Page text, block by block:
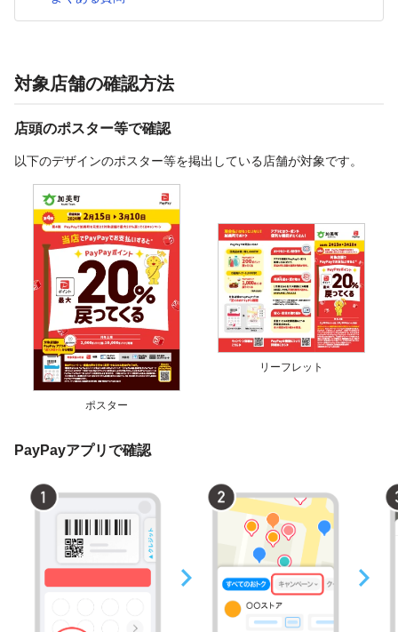
対象店舗の確認方法
店頭のポスター等で確認
以下のデザインのポスター等を掲出している店舗が対象です。
ポスター
リーフレット
PayPayアプリで確認